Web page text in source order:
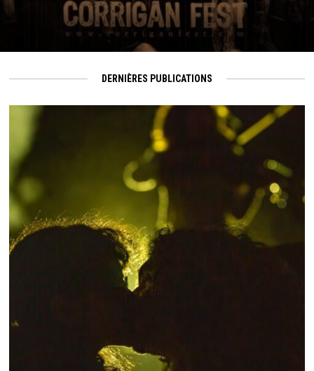
DERNIÈRES PUBLICATIONS